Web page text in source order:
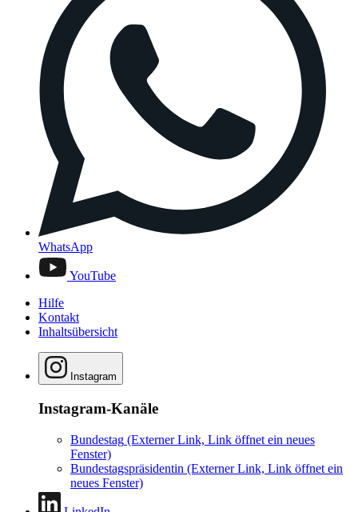
WhatsApp
YouTube
Hilfe
Kontakt
Inhaltsübersicht
Instagram
Instagram-Kanäle
Bundestag (Externer Link, Link öffnet ein neues
Fenster)
Bundestagspräsidentin (Externer Link, Link öffnet ein
neues Fenster)